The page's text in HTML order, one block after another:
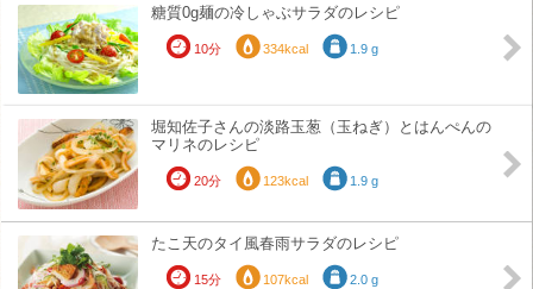
糖質0g麺の冷しゃぶサラダのレシピ
10分 334kcal 1.9 g
堀知佐子さんの淡路玉葱（玉ねぎ）とはんぺんの
マリネのレシピ
20分 123kcal 1.9 g
たこ天のタイ風春雨サラダのレシピ
15分 107kcal 2.0 g